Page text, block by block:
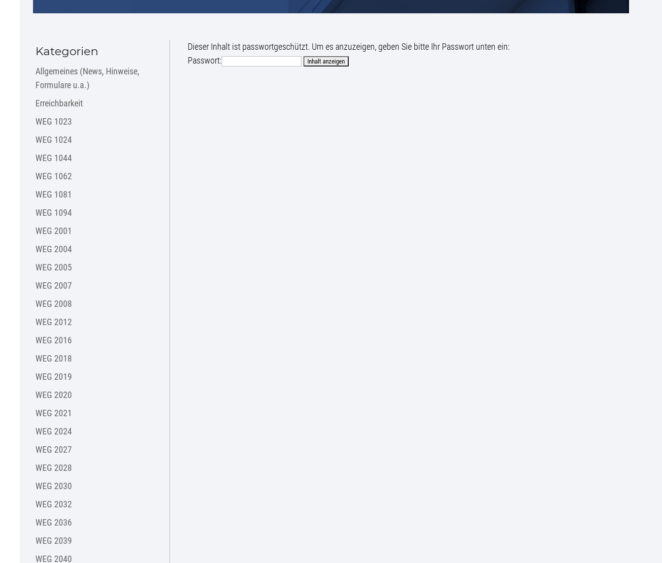
Kategorien
Allgemeines (News, Hinweise,
Formulare u.a.)
Erreichbarkeit
WEG 1023
WEG 1024
WEG 1044
WEG 1062
WEG 1081
WEG 1094
WEG 2001
WEG 2004
WEG 2005
WEG 2007
WEG 2008
WEG 2012
WEG 2016
WEG 2018
WEG 2019
WEG 2020
WEG 2021
WEG 2024
WEG 2027
WEG 2028
WEG 2030
WEG 2032
WEG 2036
WEG 2039
WEG 2040
Dieser Inhalt ist passwortgeschützt. Um es anzuzeigen, geben Sie bitte Ihr Passwort unten ein:
Passwort: